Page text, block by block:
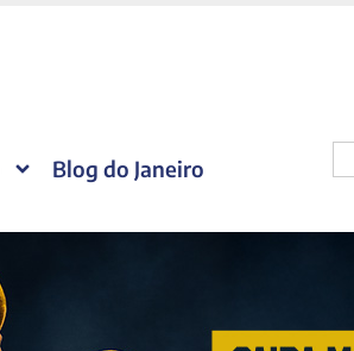
Blog do Janeiro